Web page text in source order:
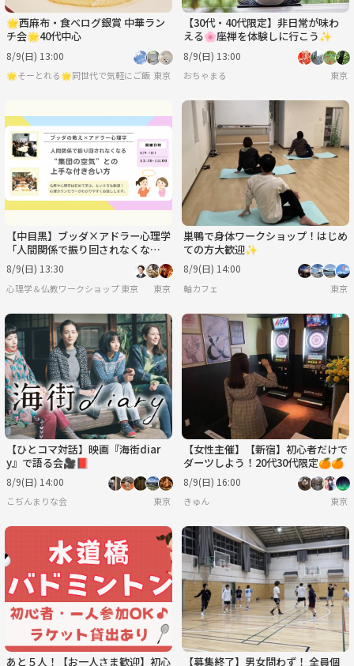
🌟西麻布・食べログ銀賞 中華ラン
チ会🌟40代中心
8/9(日) 13:00
🌟そーとれる🌟同世代で気軽にご飯会東京
【30代・40代限定】非日常が味わ
える🌸座禅を体験しに行こう✨
8/9(日) 13:00
おちゃまる 東京
【中目黒】ブッダ×アドラー心理学
「人間関係で振り回されなくな
る、“集団の空気”との上手な付き
合い方」ワークショップ-東京
8/9(日) 13:30
心理学＆仏教ワークショップ 東京 東京
巣鴨で身体ワークショップ！はじめ
ての方大歓迎✨
8/9(日) 14:00
軸カフェ 東京
【ひとコマ対話】映画『海街diar
y』で語る会🎥📕
8/9(日) 14:00
こぢんまりな会 東京
【女性主催】【新宿】初心者だけで
ダーツしよう！20代30代限定🍊🍊
8/9(日) 16:00
きゅん 東京
あと５人！【お一人さま歓迎】初心 【募集終了】男女問わず！ 全員個